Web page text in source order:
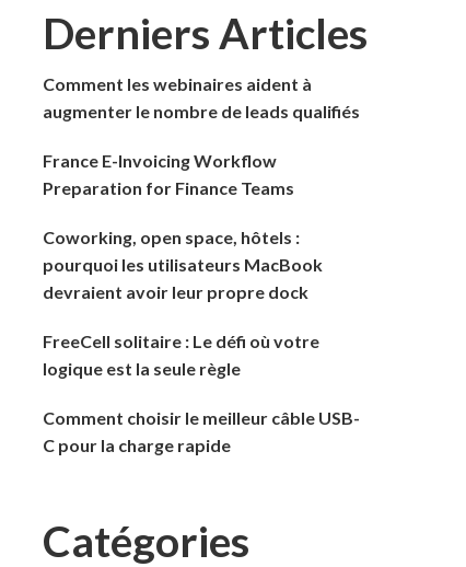
Derniers Articles
Comment les webinaires aident à
augmenter le nombre de leads qualifiés
France E-Invoicing Workflow
Preparation for Finance Teams
Coworking, open space, hôtels :
pourquoi les utilisateurs MacBook
devraient avoir leur propre dock
FreeCell solitaire : Le défi où votre
logique est la seule règle
Comment choisir le meilleur câble USB-
C pour la charge rapide
Catégories